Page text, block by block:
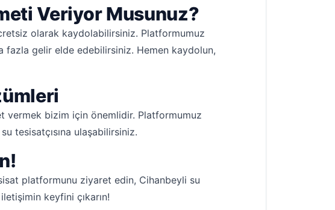
Veriyor Musunuz?
olarak kaydolabilirsiniz. Platformumuz
fazla gelir elde edebilirsiniz. Hemen kaydolun,
vermek bizim için önemlidir. Platformumuz
tesisatçısına ulaşabilirsiniz.
platformunu ziyaret edin, Cihanbeyli su
keyfini çıkarın!